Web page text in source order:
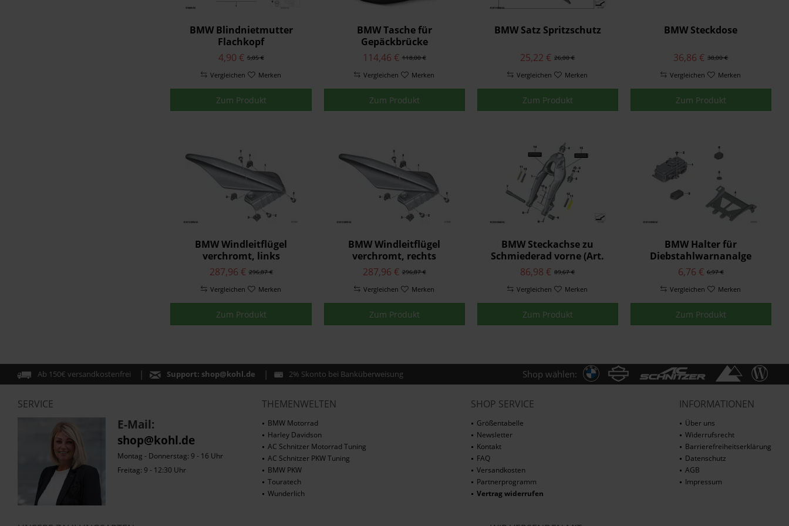
BMW Blindnietmutter
Flachkopf
5,05 €
4,90 €
Vergleichen Merken
Zum Produkt
BMW Tasche für
Gepäckbrücke
118,00 €
114,46 €
Vergleichen Merken
Zum Produkt
BMW Satz Spritzschutz
26,00 €
25,22 €
Vergleichen Merken
Zum Produkt
BMW Steckdose
38,00 €
36,86 €
Vergleichen Merken
Zum Produkt
BMW Windleitflügel
verchromt, links
296,87 €
287,96 €
Vergleichen Merken
Zum Produkt
BMW Windleitflügel
verchromt, rechts
296,87 €
287,96 €
Vergleichen Merken
Zum Produkt
BMW Steckachse zu
Schmiederad vorne (Art.
Nr.: 71607710904)
89,67 €
86,98 €
Vergleichen Merken
Zum Produkt
BMW Halter für
Diebstahlwarnanalge
6,97 €
6,76 €
Vergleichen Merken
Zum Produkt
Ab 150€ versandkostenfrei Support: shop@kohl.de 2% Skonto bei Banküberweisung Shop wählen:
SERVICE
E-Mail:
shop@kohl.de
Montag - Donnerstag: 9 - 16 Uhr
Freitag: 9 - 12:30 Uhr
THEMENWELTEN
BMW Motorrad
Harley Davidson
AC Schnitzer Motorrad Tuning
AC Schnitzer PKW Tuning
BMW PKW
Touratech
Wunderlich
SHOP SERVICE
Größentabelle
Newsletter
Kontakt
FAQ
Versandkosten
Partnerprogramm
Vertrag widerrufen
INFORMATIONEN
Über uns
Widerrufsrecht
Barrierefreiheitserklärung
Datenschutz
AGB
Impressum